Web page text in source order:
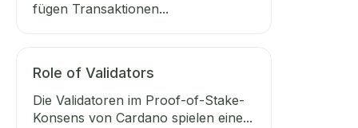
fügen Transaktionen...
Role of Validators
Die Validatoren im Proof-of-Stake-
Konsens von Cardano spielen eine...